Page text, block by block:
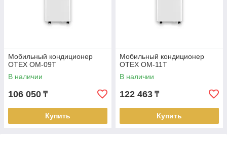
Мобильный кондиционер
OTEX OM-09T
В наличии
106 050 ₸
Купить
Мобильный кондиционер
OTEX OM-11T
В наличии
122 463 ₸
Купить